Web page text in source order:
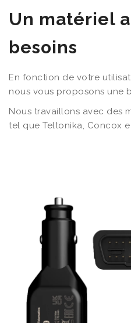
Un matériel
besoins
En fonction de votre
nous vous proposons une
Nous travaillons avec des
tel que Teltonika, Concox